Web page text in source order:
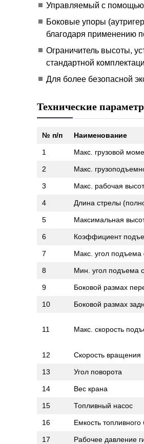
Управляемый с помощью
Боковые упоры
благодаря применению
Ограничитель высоты,
стандартной
Для более безопасной
Технические
№ п/п Наименование
1 Макс. грузовой
2 Макс.
3 Макс. рабочая
4 Длина стрелы
5 Максимальная
6 Коэффициент
7 Макс. угол подъема
8 Мин. угол подъема
9 Боковой размах
10 Боковой размах
11 Макс. скорость
12 Скорость вращения
13 Угол поворота
14 Вес крана
15 Топливный насос
16 Емкость топливного
17 Рабочее давление